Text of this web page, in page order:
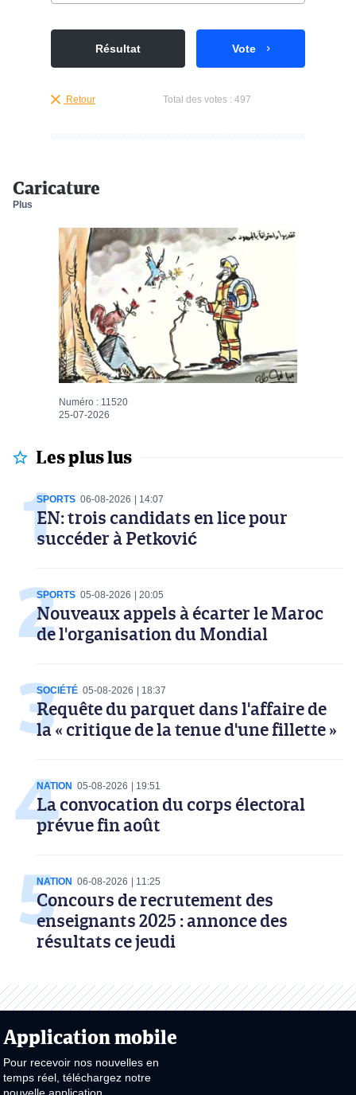
Résultat Vote
Retour Total des votes : 497
Caricature
Plus
Numéro : 11520
25-07-2026
Les plus lus
SPORTS 06-08-2026 14:07
EN: trois candidats en lice pour
succéder à Petković
SPORTS 05-08-2026 20:05
Nouveaux appels à écarter le Maroc
de l'organisation du Mondial
SOCIÉTÉ 05-08-2026 18:37
Requête du parquet dans l'affaire de
la « critique de la tenue d'une fillette »
NATION 05-08-2026 19:51
La convocation du corps électoral
prévue fin août
NATION 06-08-2026 11:25
Concours de recrutement des
enseignants 2025 : annonce des
résultats ce jeudi
Application mobile
Pour recevoir nos nouvelles en
temps réel, téléchargez notre